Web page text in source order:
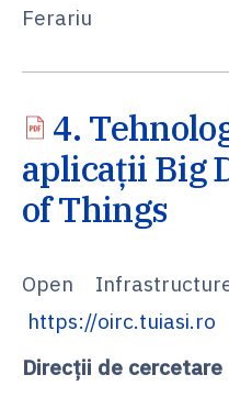
Ferariu
4.
aplicații Big
of Things
Open
https://oirc.tuiasi.ro
Direcții de cercetare